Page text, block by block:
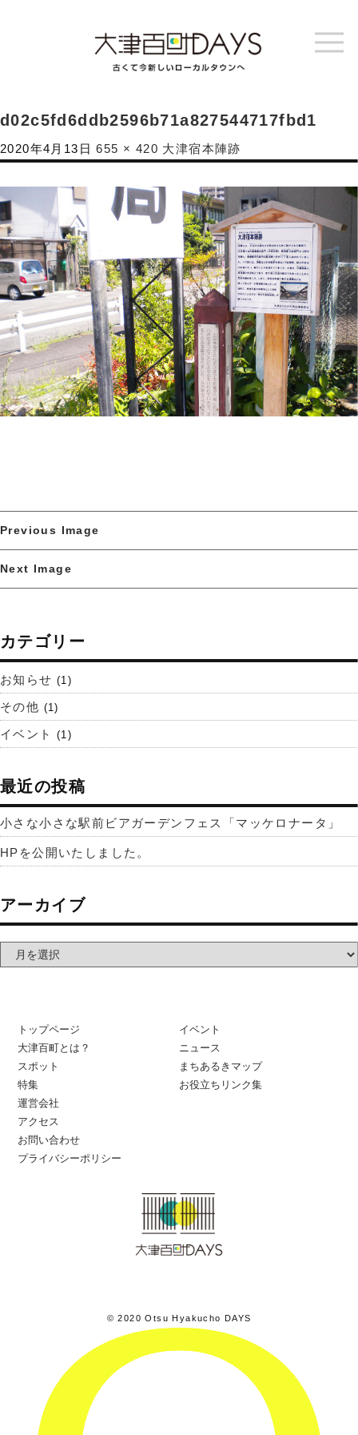
d02c5fd6ddb2596b71a827544717fbd1
2020年4月13日 655 × 420 大津宿本陣跡
Previous Image
Next Image
カテゴリー
お知らせ (1)
その他 (1)
イベント (1)
最近の投稿
小さな小さな駅前ビアガーデンフェス「マッケロナータ」
HPを公開いたしました。
アーカイブ
トップページ
大津百町とは？
スポット
特集
イベント
ニュース
まちあるきマップ
お役立ちリンク集
運営会社
アクセス
お問い合わせ
プライバシーポリシー
© 2020 Otsu Hyakucho DAYS